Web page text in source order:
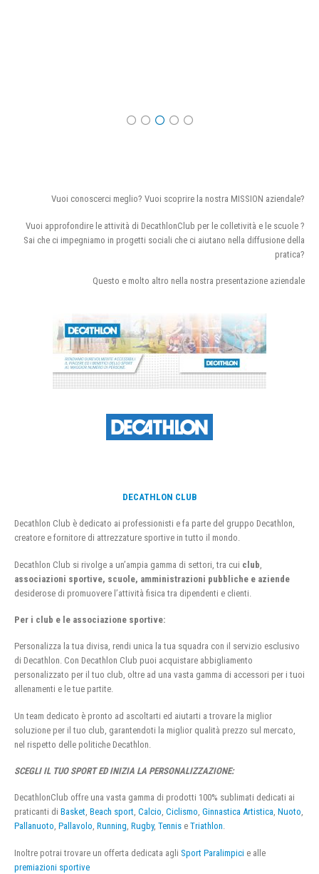
Vuoi conoscerci meglio? Vuoi scoprire la nostra MISSION aziendale?
Vuoi approfondire le attività di DecathlonClub per le colletività e le scuole ?
Sai che ci impegniamo in progetti sociali che ci aiutano nella diffusione della
pratica?
Questo e molto altro nella nostra presentazione aziendale
DECATHLON CLUB
Decathlon Club è dedicato ai professionisti e fa parte del gruppo Decathlon,
creatore e fornitore di attrezzature sportive in tutto il mondo.
Decathlon Club si rivolge a un’ampia gamma di settori, tra cui club
associazioni sportive, scuole, amministrazioni pubbliche e aziende
desiderose di promuovere l’attività fisica tra dipendenti e clienti.
Per i club e le associazione sportive:
Personalizza la tua divisa, rendi unica la tua squadra con il servizio esclusivo
di Decathlon. Con Decathlon Club puoi acquistare abbigliamento
personalizzato per il tuo club, oltre ad una vasta gamma di accessori per i tuoi
allenamenti e le tue partite.
Un team dedicato è pronto ad ascoltarti ed aiutarti a trovare la miglior
soluzione per il tuo club, garantendoti la miglior qualità prezzo sul mercato,
nel rispetto delle politiche Decathlon.
SCEGLI IL TUO SPORT ED INIZIA LA PERSONALIZZAZIONE:
DecathlonClub offre una vasta gamma di prodotti 100% sublimati dedicati ai
praticanti di Basket, Beach sport, Calcio, Ciclismo, Ginnastica Artistica, Nuoto,
Pallanuoto, Pallavolo, Running, Rugby, Tennis e Triathlon.
Inoltre potrai trovare un offerta dedicata agli Sport Paralimpici e alle
premiazioni sportive